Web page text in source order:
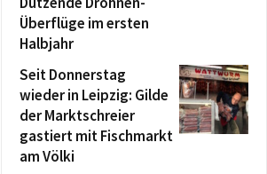
Überflüge im ersten
Halbjahr
Seit Donnerstag
wieder in Leipzig: Gilde
der Marktschreier
gastiert mit Fischmarkt
am Völki